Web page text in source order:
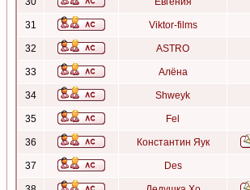
31 Viktor-films
32 ASTRO
33 Алёна
34 Shweyk
35 Fel
36 Константин Яук
37 Des